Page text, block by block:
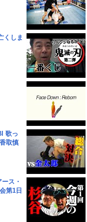
くしま
歌っ
取慎
ース・
第1日